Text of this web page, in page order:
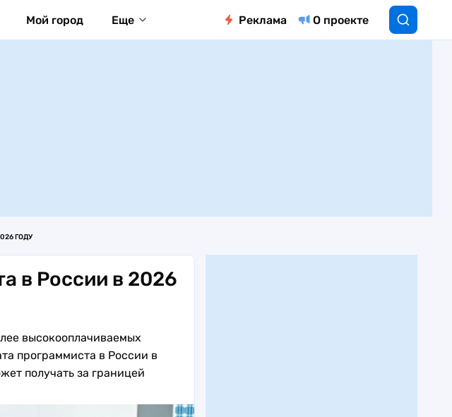
Мой город Еще Реклама О проекте
ГОДУ
в России в 2026
высокооплачиваемых
программиста в России в
получать за границей